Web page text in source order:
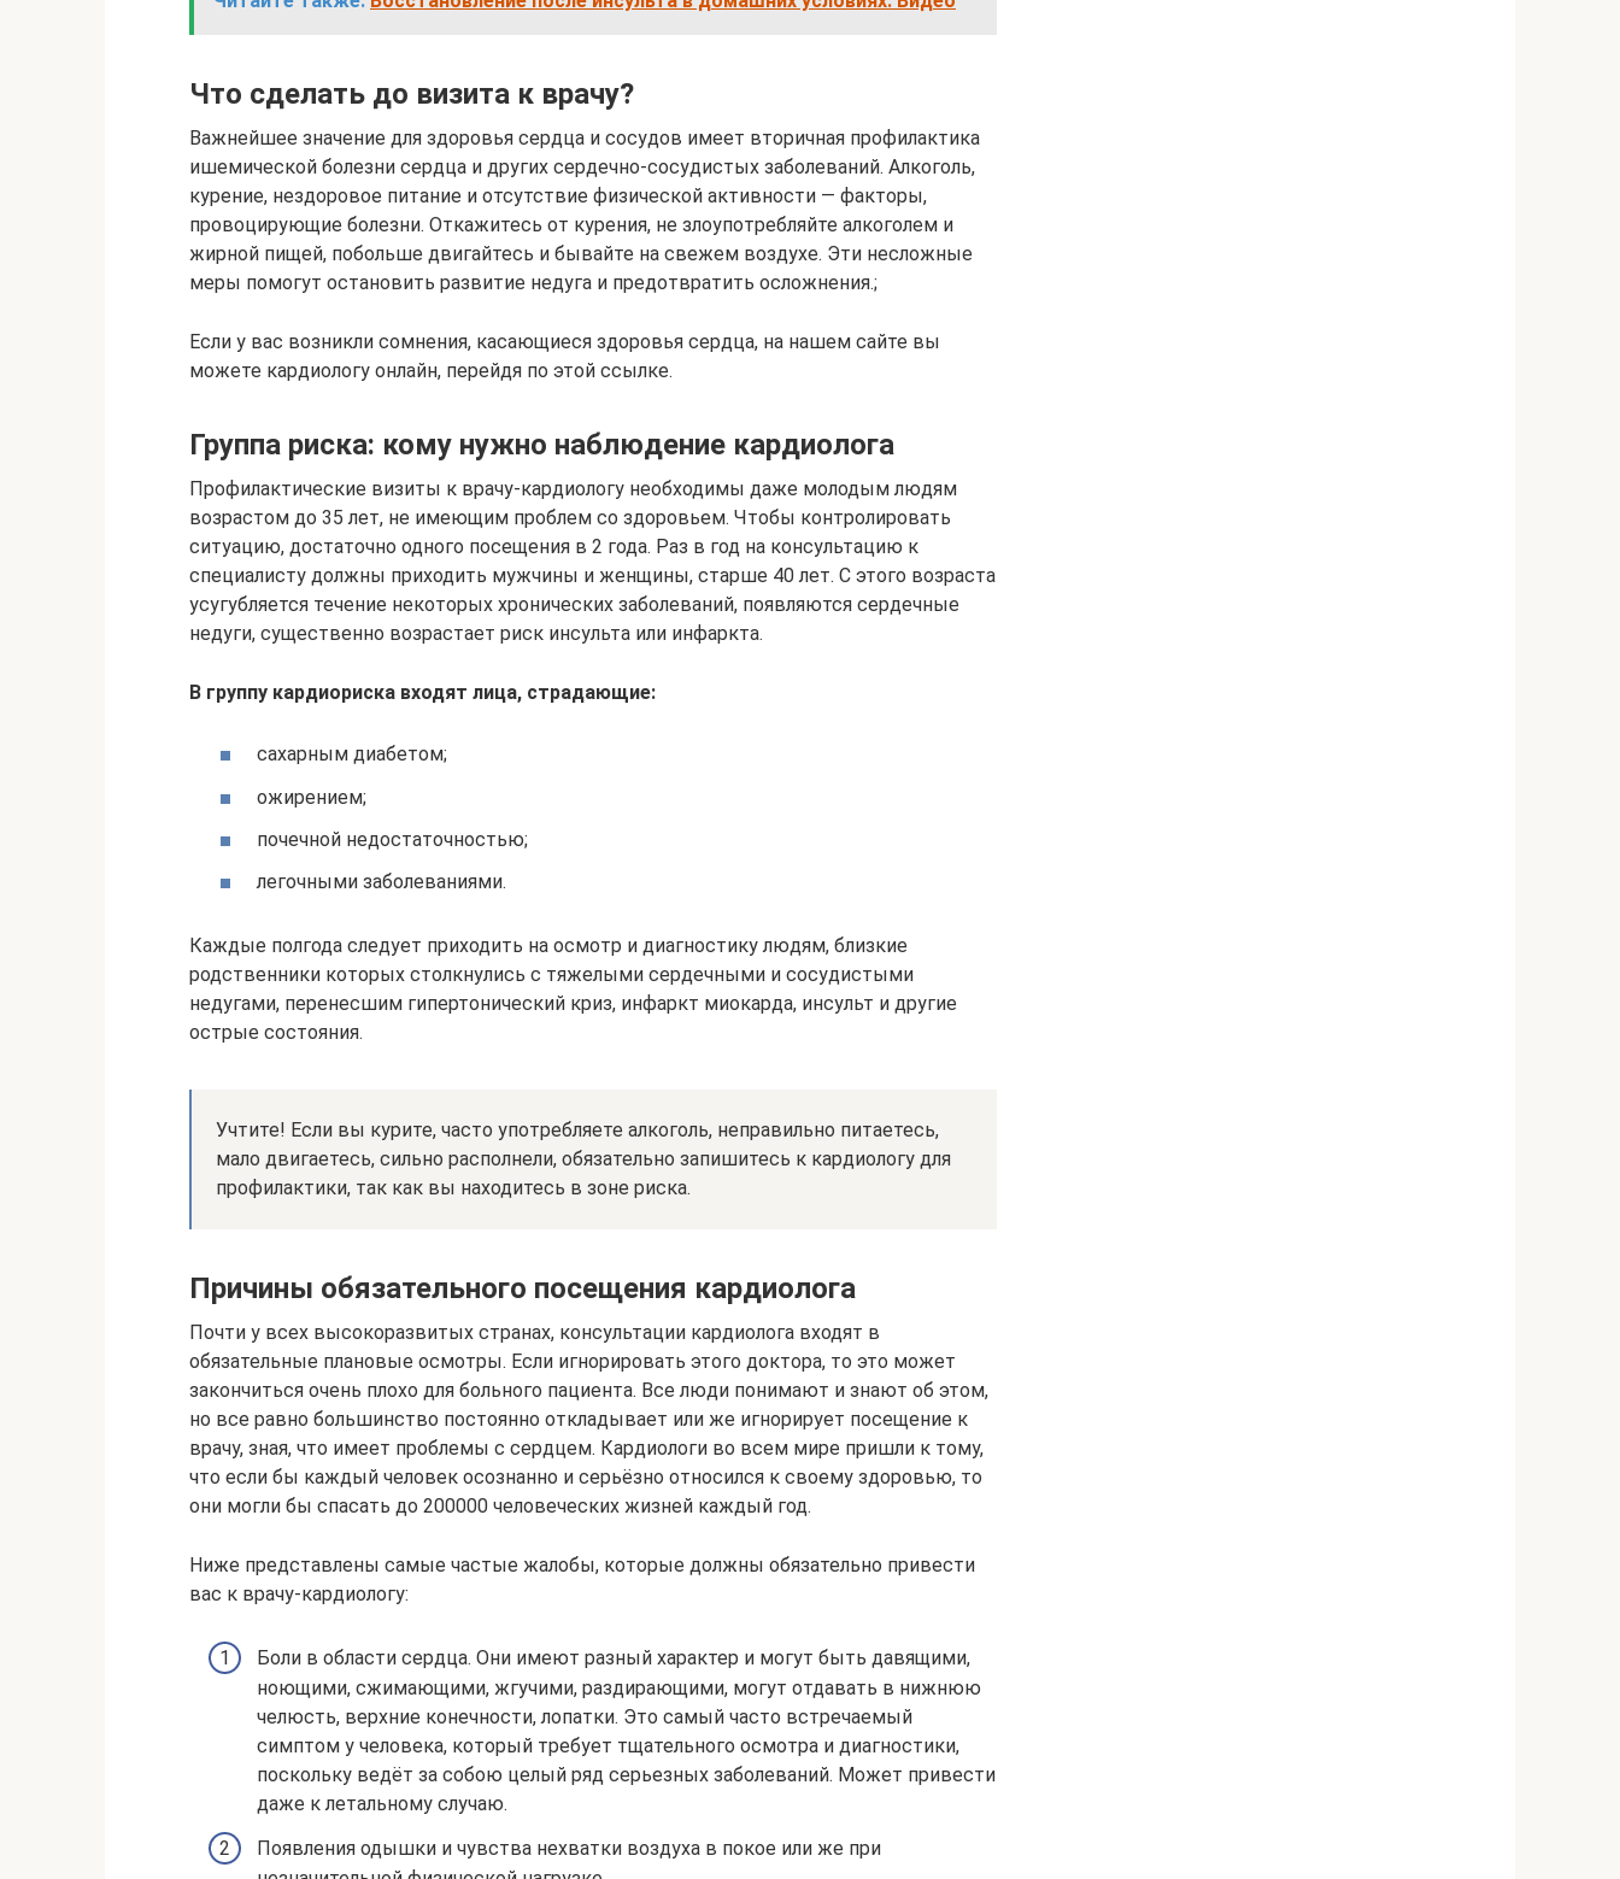
Что сделать до визита к врачу?
Важнейшее значение для здоровья сердца и сосудов имеет вторичная профилактика
ишемической болезни сердца и других сердечно-сосудистых заболеваний. Алкоголь,
курение, нездоровое питание и отсутствие физической активности — факторы,
провоцирующие болезни. Откажитесь от курения, не злоупотребляйте алкоголем и
жирной пищей, побольше двигайтесь и бывайте на свежем воздухе. Эти несложные
меры помогут остановить развитие недуга и предотвратить осложнения.;
Если у вас возникли сомнения, касающиеся здоровья сердца, на нашем сайте вы
можете кардиологу онлайн, перейдя по этой ссылке.
Группа риска: кому нужно наблюдение кардиолога
Профилактические визиты к врачу-кардиологу необходимы даже молодым людям
возрастом до 35 лет, не имеющим проблем со здоровьем. Чтобы контролировать
ситуацию, достаточно одного посещения в 2 года. Раз в год на консультацию к
специалисту должны приходить мужчины и женщины, старше 40 лет. С этого возраста
усугубляется течение некоторых хронических заболеваний, появляются сердечные
недуги, существенно возрастает риск инсульта или инфаркта.
В группу кардиориска входят лица, страдающие:
сахарным диабетом;
ожирением;
почечной недостаточностью;
легочными заболеваниями.
Каждые полгода следует приходить на осмотр и диагностику людям, близкие
родственники которых столкнулись с тяжелыми сердечными и сосудистыми
недугами, перенесшим гипертонический криз, инфаркт миокарда, инсульт и другие
острые состояния.
Учтите! Если вы курите, часто употребляете алкоголь, неправильно питаетесь,
мало двигаетесь, сильно располнели, обязательно запишитесь к кардиологу для
профилактики, так как вы находитесь в зоне риска.
Причины обязательного посещения кардиолога
Почти у всех высокоразвитых странах, консультации кардиолога входят в
обязательные плановые осмотры. Если игнорировать этого доктора, то это может
закончиться очень плохо для больного пациента. Все люди понимают и знают об этом,
но все равно большинство постоянно откладывает или же игнорирует посещение к
врачу, зная, что имеет проблемы с сердцем. Кардиологи во всем мире пришли к тому,
что если бы каждый человек осознанно и серьёзно относился к своему здоровью, то
они могли бы спасать до 200000 человеческих жизней каждый год.
Ниже представлены самые частые жалобы, которые должны обязательно привести
вас к врачу-кардиологу:
Боли в области сердца. Они имеют разный характер и могут быть давящими,
ноющими, сжимающими, жгучими, раздирающими, могут отдавать в нижнюю
челюсть, верхние конечности, лопатки. Это самый часто встречаемый
симптом у человека, который требует тщательного осмотра и диагностики,
поскольку ведёт за собою целый ряд серьезных заболеваний. Может привести
даже к летальному случаю.
Появления одышки и чувства нехватки воздуха в покое или же при